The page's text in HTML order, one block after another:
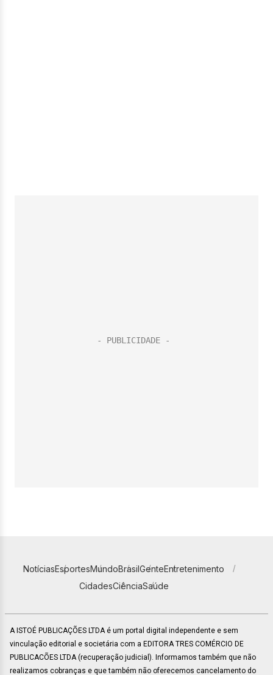
NotíciasEsportesMundoBrasilGenteEntretenimento
CidadesCiênciaSaúde
A ISTOÉ PUBLICAÇÕES LTDA é um portal digital independente e sem
vinculação editorial e societária com a EDITORA TRES COMÉRCIO DE
PUBLICACÕES LTDA (recuperação judicial). Informamos também que não
realizamos cobranças e que também não oferecemos cancelamento do